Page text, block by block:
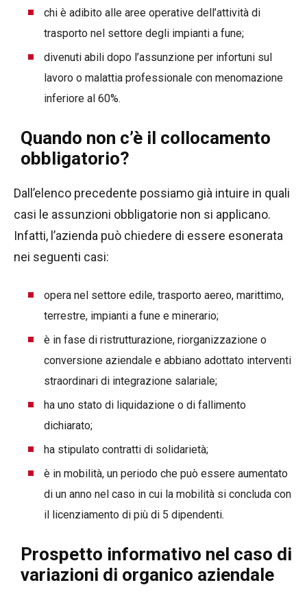
chi è adibito alle aree operative dell’attività di
trasporto nel settore degli impianti a fune;
divenuti abili dopo l’assunzione per infortuni sul
lavoro o malattia professionale con menomazione
inferiore al 60%.
Quando non c’è il collocamento
obbligatorio?
Dall’elenco precedente possiamo già intuire in quali
casi le assunzioni obbligatorie non si applicano.
Infatti, l’azienda può chiedere di essere esonerata
nei seguenti casi:
opera nel settore edile, trasporto aereo, marittimo,
terrestre, impianti a fune e minerario;
è in fase di ristrutturazione, riorganizzazione o
conversione aziendale e abbiano adottato interventi
straordinari di integrazione salariale;
ha uno stato di liquidazione o di fallimento
dichiarato;
ha stipulato contratti di solidarietà;
è in mobilità, un periodo che può essere aumentato
di un anno nel caso in cui la mobilità si concluda con
il licenziamento di più di 5 dipendenti.
Prospetto informativo nel caso di
variazioni di organico aziendale